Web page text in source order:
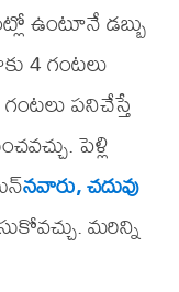
ఉంటూనే డబ్బు
4 గంటలు
పనిచేస్తే
పెళ్లి
నవారు, చదువు
మరిన్ని